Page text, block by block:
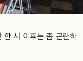
한 시 이후는 좀 곤란하